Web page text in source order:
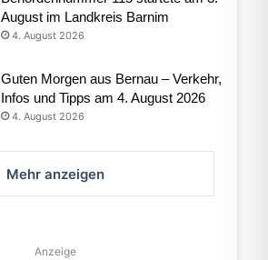
August im Landkreis Barnim
4. August 2026
Guten Morgen aus Bernau – Verkehr,
Infos und Tipps am 4. August 2026
4. August 2026
Mehr anzeigen
Anzeige